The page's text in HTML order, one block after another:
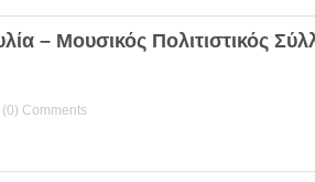
της Στέγης
Χορωδίας της Στέγης Ελληνικών
– Μουσικός Πολιτιστικός
(0) Comments